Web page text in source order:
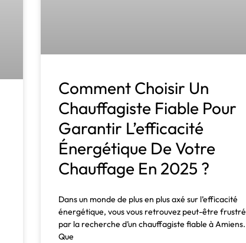
Comment Choisir Un
Chauffagiste Fiable Pour
Garantir L’efficacité
Énergétique De Votre
Chauffage En 2025 ?
Dans un monde de plus en plus axé sur l’efficacité
énergétique, vous vous retrouvez peut-être frustré
par la recherche d’un chauffagiste fiable à Amiens.
Que